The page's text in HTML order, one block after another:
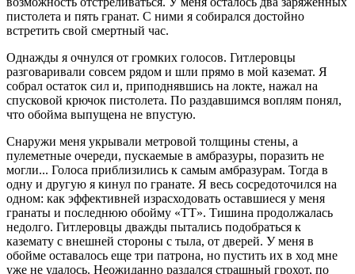
пистолета и пять гранат. С ними я собирался достойно
встретить свой смертный час.
Однажды я очнулся от громких голосов. Гитлеровцы
разговаривали совсем рядом и шли прямо в мой каземат. Я
собрал остаток сил и, приподнявшись на локте, нажал на
спусковой крючок пистолета. По раздавшимся воплям понял,
что обойма выпущена не впустую.
Снаружи меня укрывали метровой толщины стены, а
пулеметные очереди, пускаемые в амбразуры, поразить не
могли... Голоса приблизились к самым амбразурам. Тогда в
одну и другую я кинул по гранате. Я весь сосредоточился на
одном: как эффективней израсходовать оставшиеся у меня
гранаты и последнюю обойму «ТТ». Тишина продолжалась
недолго. Гитлеровцы дважды пытались подобраться к
каземату с внешней стороны с тыла, от дверей. У меня в
обойме оставалось еще три патрона, но пустить их в ход мне
уже не удалось. Неожиданно раздался страшный грохот, по